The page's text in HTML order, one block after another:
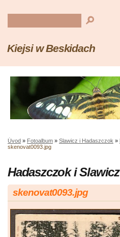
Kiejsi w Beskidach
Úvod » Fotoalbum » Slawicz i Hadaszczok »
skenovat0093.jpg
Hadaszczok i Slawicz
skenovat0093.jpg